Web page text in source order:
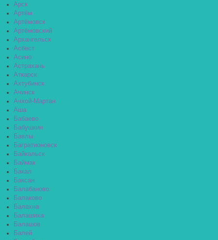
Арск
Артём
Артёмовск
Артёмовский
Архангельск
Асбест
Асино
Астрахань
Аткарск
Ахтубинск
Ачинск
Ачхой-Мартан
Аша
Бабаево
Бабушкин
Бавлы
Багратионовск
Байкальск
Баймак
Бакал
Баксан
Балабаново
Балаково
Балахна
Балашиха
Балашов
Балей